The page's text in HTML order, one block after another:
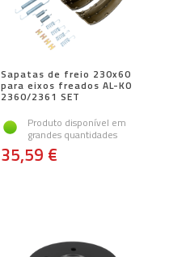
Sapatas de freio 230x60
para eixos freados AL-KO
2360/2361 SET
Produto disponível em
grandes quantidades
35,59 €